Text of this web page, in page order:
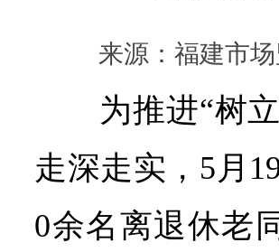
来源：福建市
为推进“树
走深走实，5月
0余名离退休老